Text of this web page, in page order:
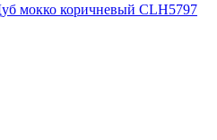
мокко коричневый CLH5797